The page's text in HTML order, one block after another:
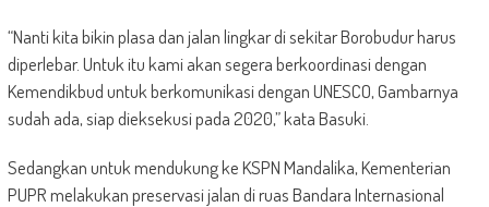
“Nanti kita bikin plasa dan jalan lingkar di sekitar Borobudur harus
diperlebar. Untuk itu kami akan segera berkoordinasi dengan
Kemendikbud untuk berkomunikasi dengan UNESCO, Gambarnya
sudah ada, siap dieksekusi pada 2020,” kata Basuki.
Sedangkan untuk mendukung ke KSPN Mandalika, Kementerian
PUPR melakukan preservasi jalan di ruas Bandara Internasional